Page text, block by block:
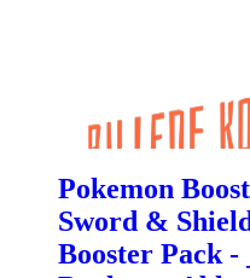
Pokemon
Sword &
Booster Pack -